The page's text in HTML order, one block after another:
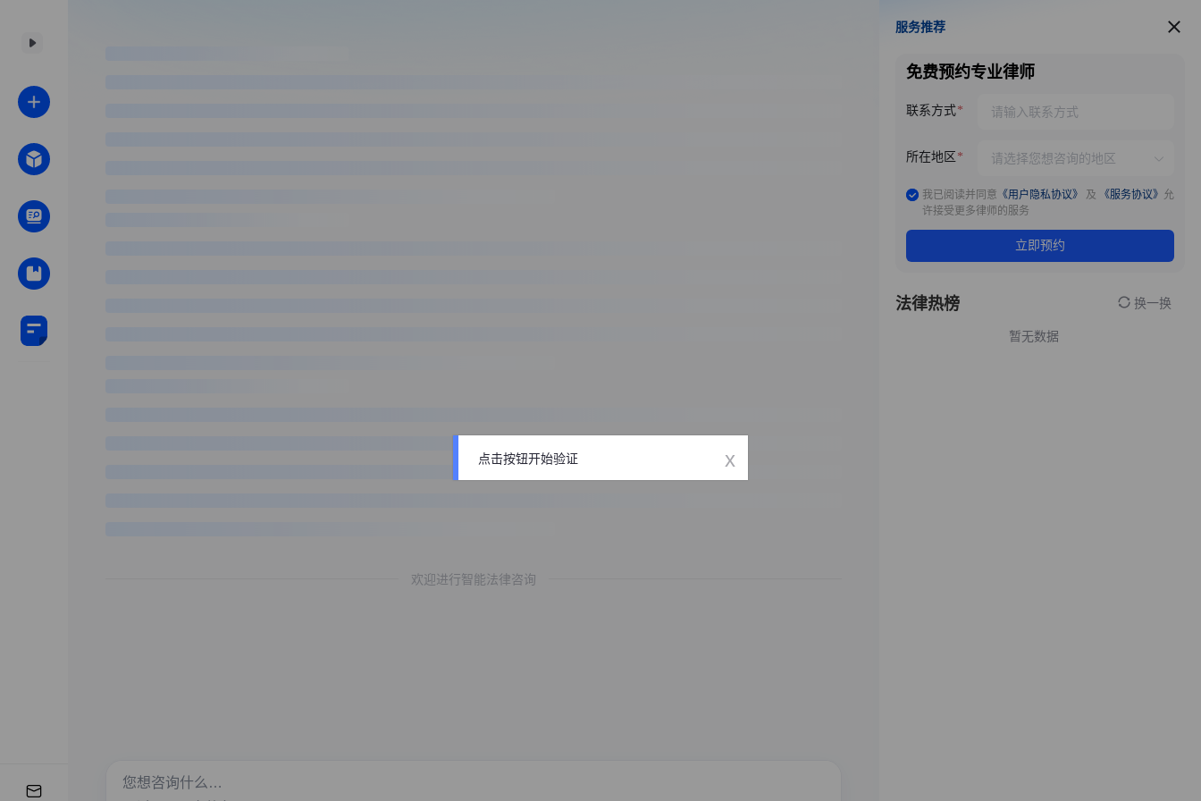
欢迎进行智能法律咨询
服务推荐
服务推荐
免费预约专业律师
联系方式
所在地区
我已阅读并同意 《用户隐私协议》 及 《服务协议》 允
许接受更多律师的服务
立即预约
法律热榜 换一换
暂无数据
点击按钮开始验证 x